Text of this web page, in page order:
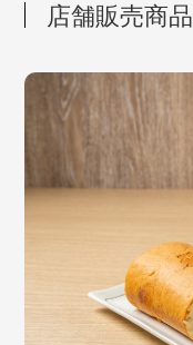
店舗販売商品